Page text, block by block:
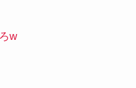
w